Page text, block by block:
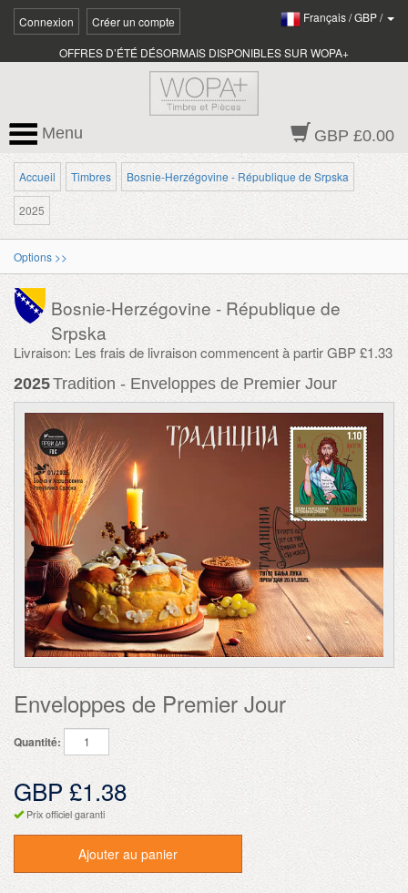
Connexion Créer un compte Français/GBP/
OFFRES D’ÉTÉ DÉSORMAIS DISPONIBLES SUR WOPA+
GBP £0.00
Menu
Accueil Timbres Bosnie-Herzégovine - République de Srpska
2025
Options >>
Bosnie-Herzégovine - République de
Srpska
Livraison: Les frais de livraison commencent à partir GBP £1.33
2025Tradition - Enveloppes de Premier Jour
Enveloppes de Premier Jour
Quantité:
GBP £1.38
Prix officiel garanti
Ajouter au panier